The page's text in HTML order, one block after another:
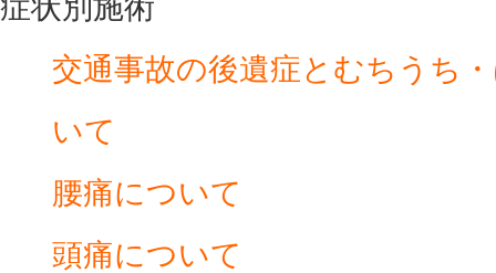
症状別施術
交通事故の後遺症とむちうち
いて
腰痛について
頭痛について